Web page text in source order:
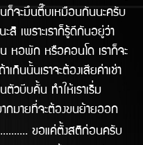
ก็จะมึนตึ๊บเหมือนกันนะครับ
ะสิ เพราะเราก็รู้ดีกันอยู่ว่า
น หอพัก หรือคอนโด เราก็จะ
กินนั้นเราจะต้องเสียค่าเช่า
นตัวบีบคั้น ทำให้เราเริ่ม
ากมายที่จะต้องขนย้ายออก
ขอแค่ตั้งสติก่อนครับ